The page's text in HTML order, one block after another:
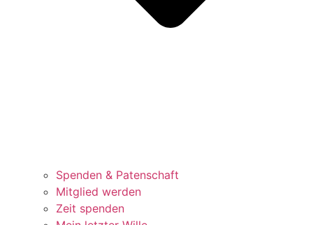
Spenden & Patenschaft
Mitglied werden
Zeit spenden